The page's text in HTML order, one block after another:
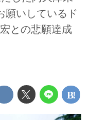
願いしているド
との悲願達成